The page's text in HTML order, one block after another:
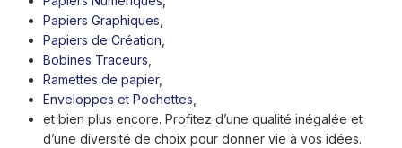
Papiers Graphiques
Papiers de Création
Bobines Traceurs
Ramettes de papier,
Enveloppes et Pochettes
et bien plus encore. Profitez d’une qualité inégalée et
d’une diversité de choix pour donner vie à vos idées.